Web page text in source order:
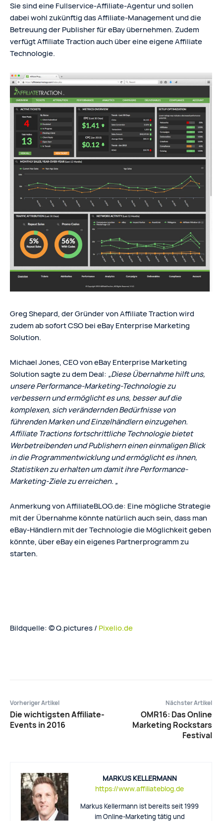
Sie sind eine Fullservice-Affiliate-Agentur und sollen
dabei wohl zukünftig das Affiliate-Management und die
Betreuung der Publisher für eBay übernehmen. Zudem
verfügt Affiliate Traction auch über eine eigene Affiliate
Technologie.
Greg Shepard, der Gründer von Affiliate Traction wird
zudem ab sofort CSO bei eBay Enterprise Marketing
Solution.
Michael Jones, CEO von eBay Enterprise Marketing
Solution sagte zu dem Deal: „Diese Übernahme hilft uns,
unserePerformance-Marketing-Technologie zu
verbessern undermöglicht es uns, besser auf die
komplexen, sich verändernden Bedürfnisse von
führenden Markenund Einzelhändlern einzugehen.
Affiliate Tractions fortschrittliche Technologiebietet
Werbetreibenden und Publisherneinen einmaligen Blick
in die Programmentwicklungundermöglicht es ihnen,
Statistiken zu erhalten um damitihrePerformance-
Marketing-Ziele zu erreichen. „
Anmerkung von AffiliateBLOG.de: Eine mögliche Strategie
mit der Übernahme könnte natürlich auch sein, dass man
eBay-Händlern mit der Technologie die Möglichkeit geben
könnte, über eBay ein eigenes Partnerprogramm zu
starten.
Bildquelle: © Q.pictures / Pixelio.de
Vorheriger Artikel
Die wichtigsten Affiliate-
Events in 2016
Nächster Artikel
OMR16: Das Online
Marketing Rockstars
Festival
MARKUS KELLERMANN
https://www.affiliateblog.de
Markus Kellermann ist bereits seit 1999
im Online-Marketing tätig und